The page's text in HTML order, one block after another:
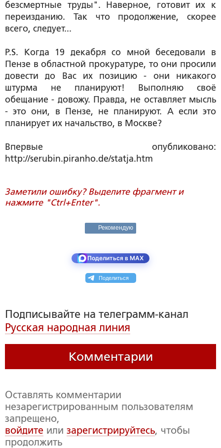
безсмертные труды". Наверное, готовит их к
переизданию. Так что продолжение, скорее
всего, следует...
P.S.
Когда 19 декабря со мной беседовали в
Пензе в областной прокуратуре, то они просили
довести до Вас их позицию - они никакого
штурма не планируют! Выполняю своё
обещание - довожу. Правда, не оставляет мысль
- это они, в Пензе, не планируют. А если это
планирует их начальство, в Москве?
Впервые опубликовано:
http://serubin.piranho.de/statja.htm
Заметили ошибку? Выделите фрагмент и
нажмите "Ctrl+Enter".
Рекомендую
Поделиться в MAX
Поделиться
Подписывайте на телеграмм-канал
Русская народная линия
Комментарии
Оставлять комментарии
незарегистрированным пользователям
запрещено,
войдите или зарегистрируйтесь, чтобы
продолжить